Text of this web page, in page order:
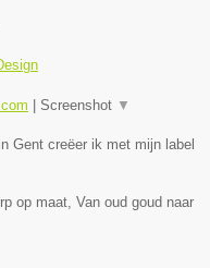
Screenshot ▼
Gent creëer ik met mijn label
op maat, Van oud goud naar